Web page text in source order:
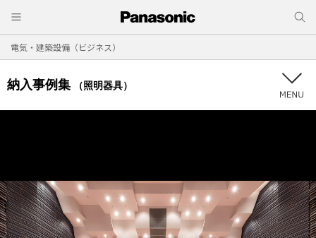
電気・建築設備（ビジネス）
納入事例集 （照明器具）